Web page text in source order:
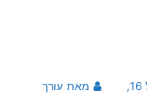
אפריל 16,
מאת עורך